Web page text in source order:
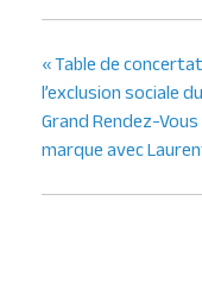
«Table de
l’exclusion sociale
Grand Rendez-
marque avec